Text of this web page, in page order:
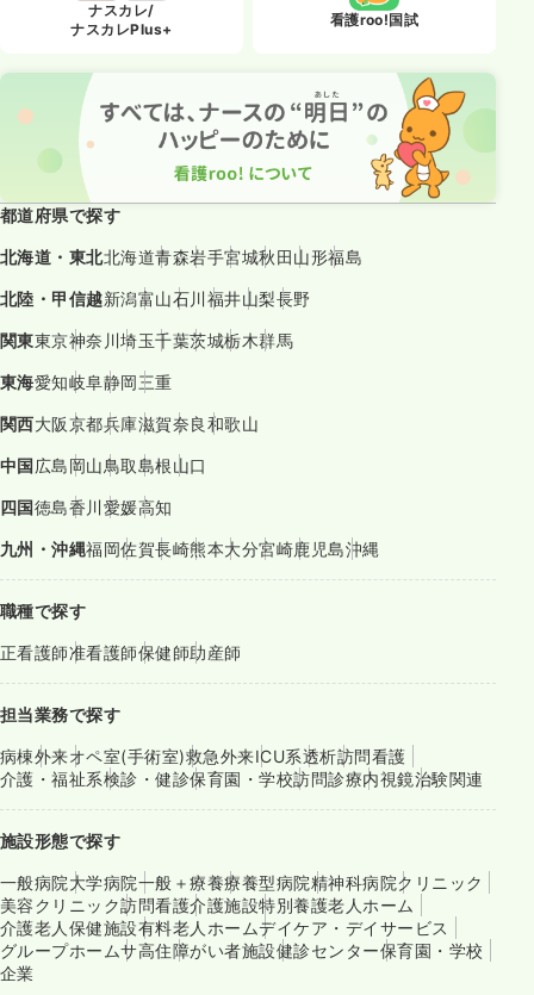
ナスカレ/
ナスカレPlus+
看護roo!国試
都道府県で探す
北海道・東北北海道青森岩手宮城秋田山形福島
北陸・甲信越新潟富山石川福井山梨長野
関東東京神奈川埼玉千葉茨城栃木群馬
東海愛知岐阜静岡三重
関西大阪京都兵庫滋賀奈良和歌山
中国広島岡山鳥取島根山口
四国徳島香川愛媛高知
九州・沖縄福岡佐賀長崎熊本大分宮崎鹿児島沖縄
職種で探す
正看護師准看護師保健師助産師
担当業務で探す
病棟外来オペ室(手術室)救急外来ICU系透析訪問看護
介護・福祉系検診・健診保育園・学校訪問診療内視鏡治験関連
施設形態で探す
一般病院大学病院一般＋療養療養型病院精神科病院クリニック
美容クリニック訪問看護介護施設特別養護老人ホーム
介護老人保健施設有料老人ホームデイケア・デイサービス
グループホームサ高住障がい者施設健診センター保育園・学校
企業